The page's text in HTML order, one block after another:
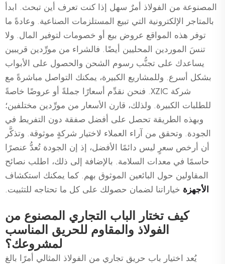
المصنوعة من الفولاذ أمرٌ سهل إذا كنت تعرف أين تبحث. ابدأ
بالمتاجر الإلكترونية التي تبيع المستلزمات الصناعية. وعادةً ما
توفر هذه المواقع عروض بيع أو خصومات لتوفير المال. ولا
تنسَ الموردين المحليين أيضًا. فالشراء من مورِّدين قريبين
يساعدك على تجنُّب رسوم الشحن والحصول على الأبواب
بشكل أسرع. وللمشاريع الكبيرة، يمكنك التواصل مباشرةً مع
شركة XZIC. فنحن نقدِّم أسعارًا جملةً أو عروضًا خاصةً
للطلبات الكبيرة. ولذلك، قارن الأسعار من مورِّدين مختلفين؛
وبهذه الطريقة تحصل على أفضل صفقة دون التفريط في
الجودة. وتحقق من آراء العملاء لاختيار شركةٍ موثوقة. وتذكَّر
أن أرخص سعرٍ ليس دائمًا الأفضل، إذ إن الجودة تُعدُّ عنصرًا
حاسمًا في معدات السلامة. بالإضافة إلى ذلك، اطلب نصائح
المقاولين حول البائعين الموثوق بهم. كما يمكنك استكشاف
الأجهزة خياراتنا لضمان حصولك على كل ما تحتاجه للتثبيت.
كيف تختار الباب التجاري المصنوع من
الفولاذ والمقاوم للحريق المناسب
لمشروعك؟
يُعد اختيار باب حريق تجاري من الفولاذ المثالي أمرًا بالغ